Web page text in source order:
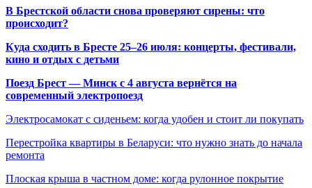
В Брестской области снова проверяют сирены: что
происходит?
Куда сходить в Бресте 25–26 июля: концерты, фестивали,
кино и отдых с детьми
Поезд Брест — Минск с 4 августа вернётся на
современный электропоезд
Электросамокат с сиденьем: когда удобен и стоит ли покупать
Перестройка квартиры в Беларуси: что нужно знать до начала
ремонта
Плоская крыша в частном доме: когда рулонное покрытие